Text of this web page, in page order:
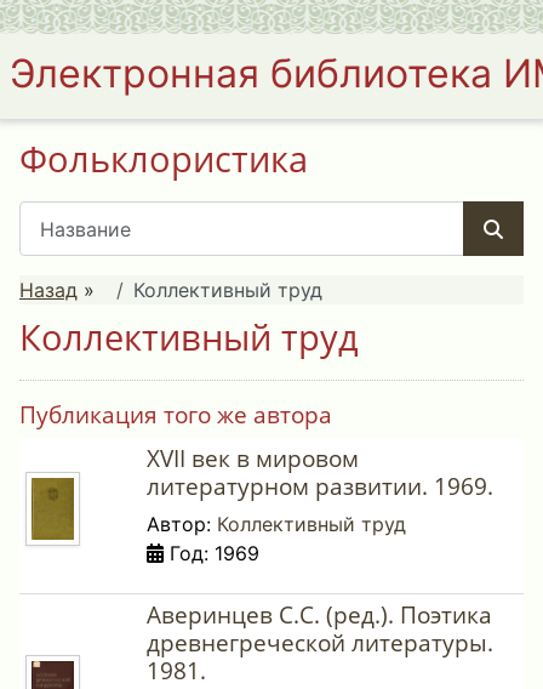
Электронная библиотека
Фольклористика
Назад » Коллективный труд
Коллективный труд
Публикация того же автора
XVII век в мировом
литературном развитии. 1969.
Автор: Коллективный труд
Год: 1969
Аверинцев С.С. (ред.). Поэтика
древнегреческой литературы.
1981.